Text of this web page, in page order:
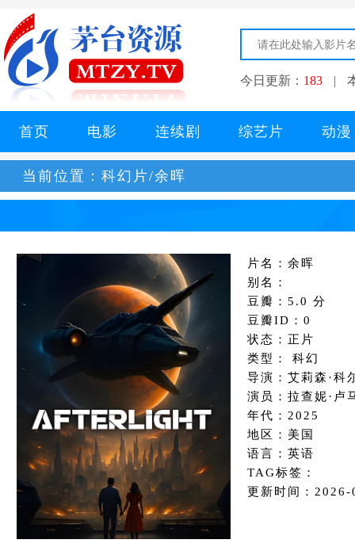
今日更新： 183 |
首页 电影 连续剧 综艺片 动漫
当前位置： 科幻片/余晖
片名：余晖
别名：
豆瓣：5.0 分
豆瓣ID：0
状态：正片
类型： 科幻
导演：艾莉森·科
演员：拉查妮·卢
年代：2025
地区：美国
语言：英语
TAG标签：
更新时间：